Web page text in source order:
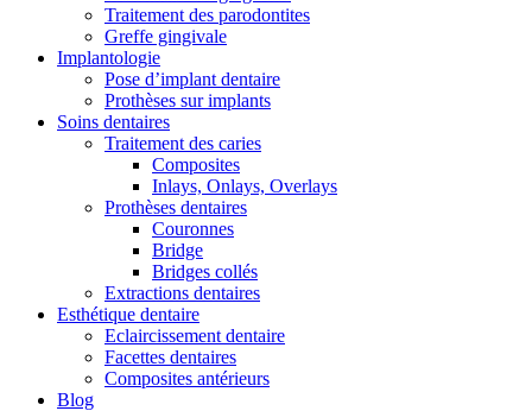
Traitement des parodontites
Greffe gingivale
Implantologie
Pose d’implant dentaire
Prothèses sur implants
Soins dentaires
Traitement des caries
Composites
Inlays, Onlays, Overlays
Prothèses dentaires
Couronnes
Bridge
Bridges collés
Extractions dentaires
Esthétique dentaire
Eclaircissement dentaire
Facettes dentaires
Composites antérieurs
Blog